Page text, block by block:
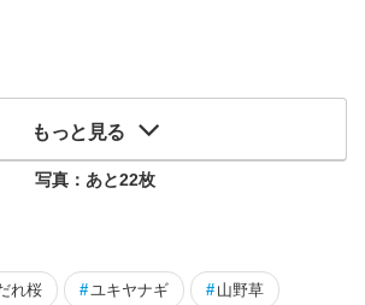
もっと見る
写真：あと22枚
れ桜 # ユキヤナギ # 山野草